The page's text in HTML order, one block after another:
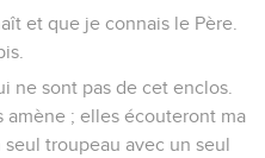
et que je connais le Père.
ne sont pas de cet enclos.
amène ; elles écouteront ma
seul troupeau avec un seul